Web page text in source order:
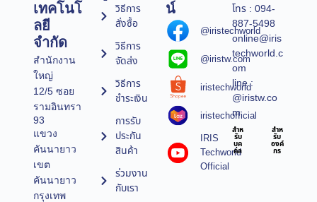
เทคโนโ
ลยี
จำกัด
สำนักงาน
ใหญ่
12/5 ซอย
รามอินทรา
93
แขวง
คันนายาว
เขต
คันนายาว
กรุงเทพ
วิธีการ
สั่งซื้อ
วิธีการ
จัดส่ง
วิธีการ
ชำระเงิน
การรับ
ประกัน
สินค้า
ร่วมงาน
กับเรา
น์
@iristechworld
@iristw.com
iristechworld
iristechofficial
IRIS
Techworld
Official
โทร : 094-
887-5498
online@iris
techworld.c
om
line :
@iristw.co
m
สำห
รับ
บุค
คล
สำห
รับ
องค์
กร